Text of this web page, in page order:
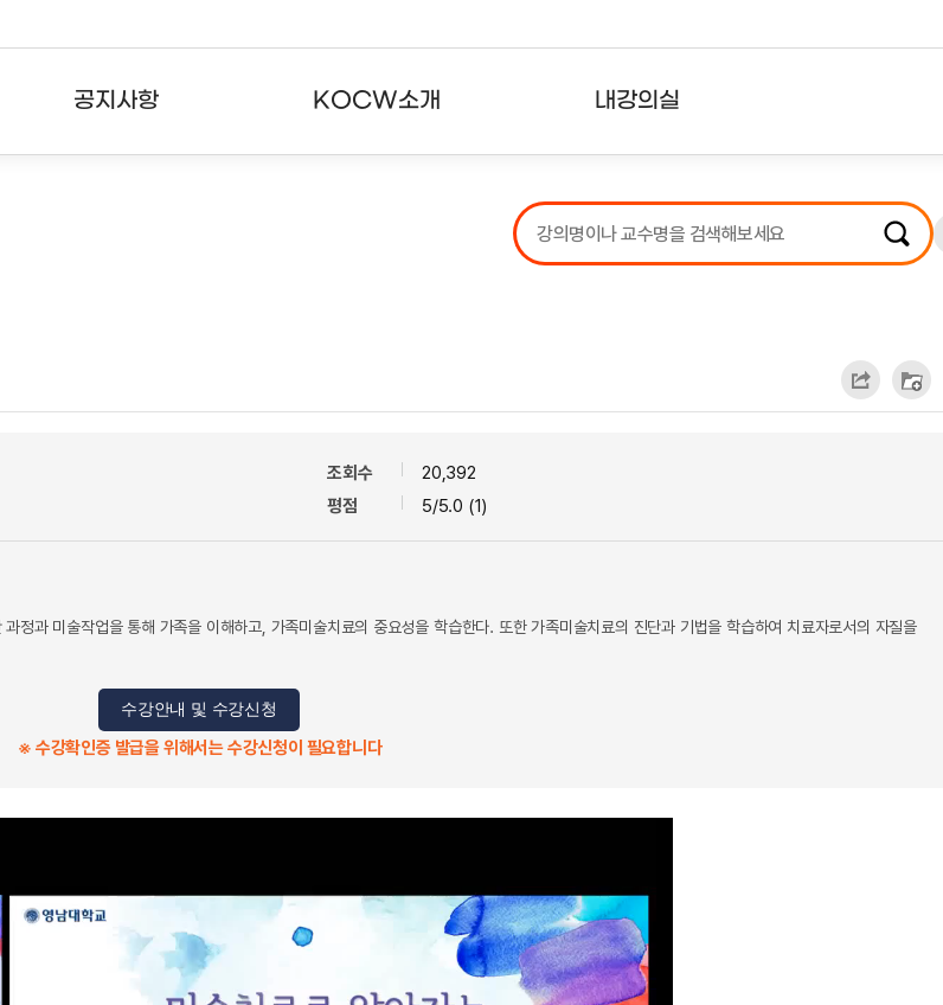
공지사항 KOCW소개 내강의실
강의리스트
수강확인증강의
조회수
20,392
평점
5/5.0 (1)
정과 미술작업을 통해 가족을 이해하고, 가족미술치료의 중요성을 학습한다. 또한 가족미술치료의 진단과 기법을 학습하여 치료자로서의 자질을
수강안내 및 수강신청
※ 수강확인증 발급을 위해서는 수강신청이 필요합니다